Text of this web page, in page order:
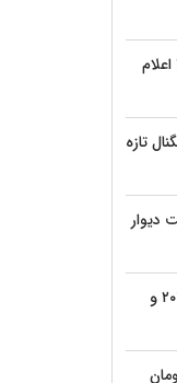
شرایط فروش اعتباری زامیاد EX دوگانه‌سوز مرداد ۱۴۰۵ اعلام
سیگنال تازه
دیوار
قیمت خودرو امروز ۱۴ مرداد ۱۴۰۵؛ بازار در انتظار، پژو ۲۰۷ و
به ۳۷۳ هزار تومان